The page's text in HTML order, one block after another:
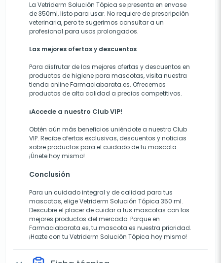
La Vetriderm Solución Tópica se presenta en envase
de 350ml, listo para usar. No requiere de prescripción
veterinaria, pero te sugerimos consultar a un
profesional para usos prolongados.
Las mejores ofertas y descuentos
Para disfrutar de las mejores ofertas y descuentos en
productos de higiene para mascotas, visita nuestra
tienda online Farmaciabarata.es. Ofrecemos
productos de alta calidad a precios competitivos.
¡Accede a nuestro Club VIP!
Obtén aún más beneficios uniéndote a nuestro Club
VIP. Recibe ofertas exclusivas, descuentos y noticias
sobre productos para el cuidado de tu mascota.
¡Únete hoy mismo!
Conclusión
Para un cuidado integral y de calidad para tus
mascotas, elige Vetriderm Solución Tópica 350 ml.
Descubre el placer de cuidar a tus mascotas con los
mejores productos del mercado. Porque en
Farmaciabarata.es, tu mascota es nuestra prioridad.
¡Hazte con tu Vetriderm Solución Tópica hoy mismo!